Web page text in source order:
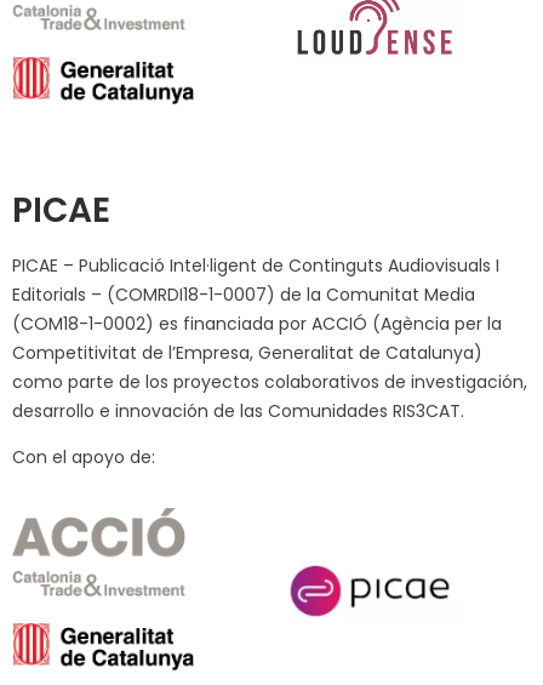
PICAE
PICAE – Publicació Intel·ligent de Continguts Audiovisuals I
Editorials – (COMRDI18-1-0007) de la Comunitat Media
(COM18-1-0002) es financiada por ACCIÓ (Agència per la
Competitivitat de l’Empresa, Generalitat de Catalunya)
como parte de los proyectos colaborativos de investigación,
desarrollo e innovación de las Comunidades RIS3CAT.
Con el apoyo de: